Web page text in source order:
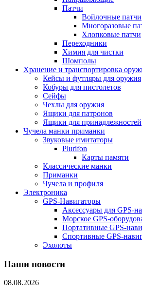
Патчи
Войлочные патчи
Многоразовые
Хлопковые патчи
Переходники
Химия для чистки
Шомполы
Хранение и транспортировка
Кейсы и футляры для оружия
Кобуры для пистолетов
Сейфы
Чехлы для оружия
Ящики для патронов
Ящики для принадлежностей
Чучела манки приманки
Звуковые имитаторы
Plurifon
Карты памяти
Классические манки
Приманки
Чучела и профиля
Электроника
GPS-Навигаторы
Аксессуары для GPS-
Морское GPS-
Портативные GPS-
Спортивные GPS-
Эхолоты
Наши новости
08.08.2026